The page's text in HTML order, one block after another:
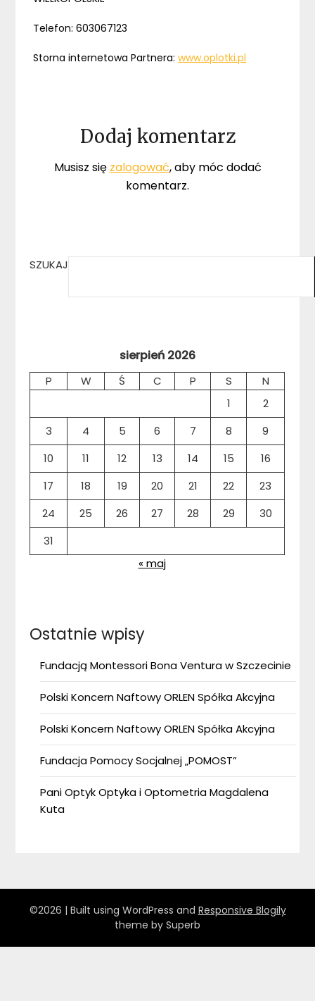
Telefon: 603067123
Storna internetowa Partnera:www.oplotki.pl
Dodaj komentarz
Musisz się zalogować, aby móc dodać
komentarz.
SZUKAJ
sierpień 2026
P W Ś C P S
N
1
2
3
4 5 6 7 8
9
10
11 12 13 14 15
16
17
18 19 20 21 22
23
24
25 26 27 28 29
30
31
« maj
Ostatnie wpisy
Fundacją Montessori Bona Ventura w Szczecinie
Polski Koncern Naftowy ORLEN Spółka Akcyjna
Polski Koncern Naftowy ORLEN Spółka Akcyjna
Fundacja Pomocy Socjalnej „POMOST”
Pani Optyk Optyka i Optometria Magdalena
Kuta
©2026 | Built using WordPress and Responsive Blogily
theme by Superb